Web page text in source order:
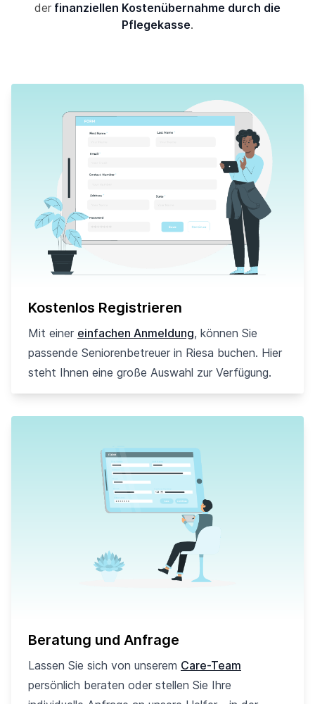
der finanziellen Kostenübernahme durch die
Pflegekasse.
Kostenlos Registrieren
Mit einer einfachen Anmeldung, können Sie
passende Seniorenbetreuer in Riesa buchen. Hier
steht Ihnen eine große Auswahl zur Verfügung.
Beratung und Anfrage
Lassen Sie sich von unserem Care-Team
persönlich beraten oder stellen Sie Ihre